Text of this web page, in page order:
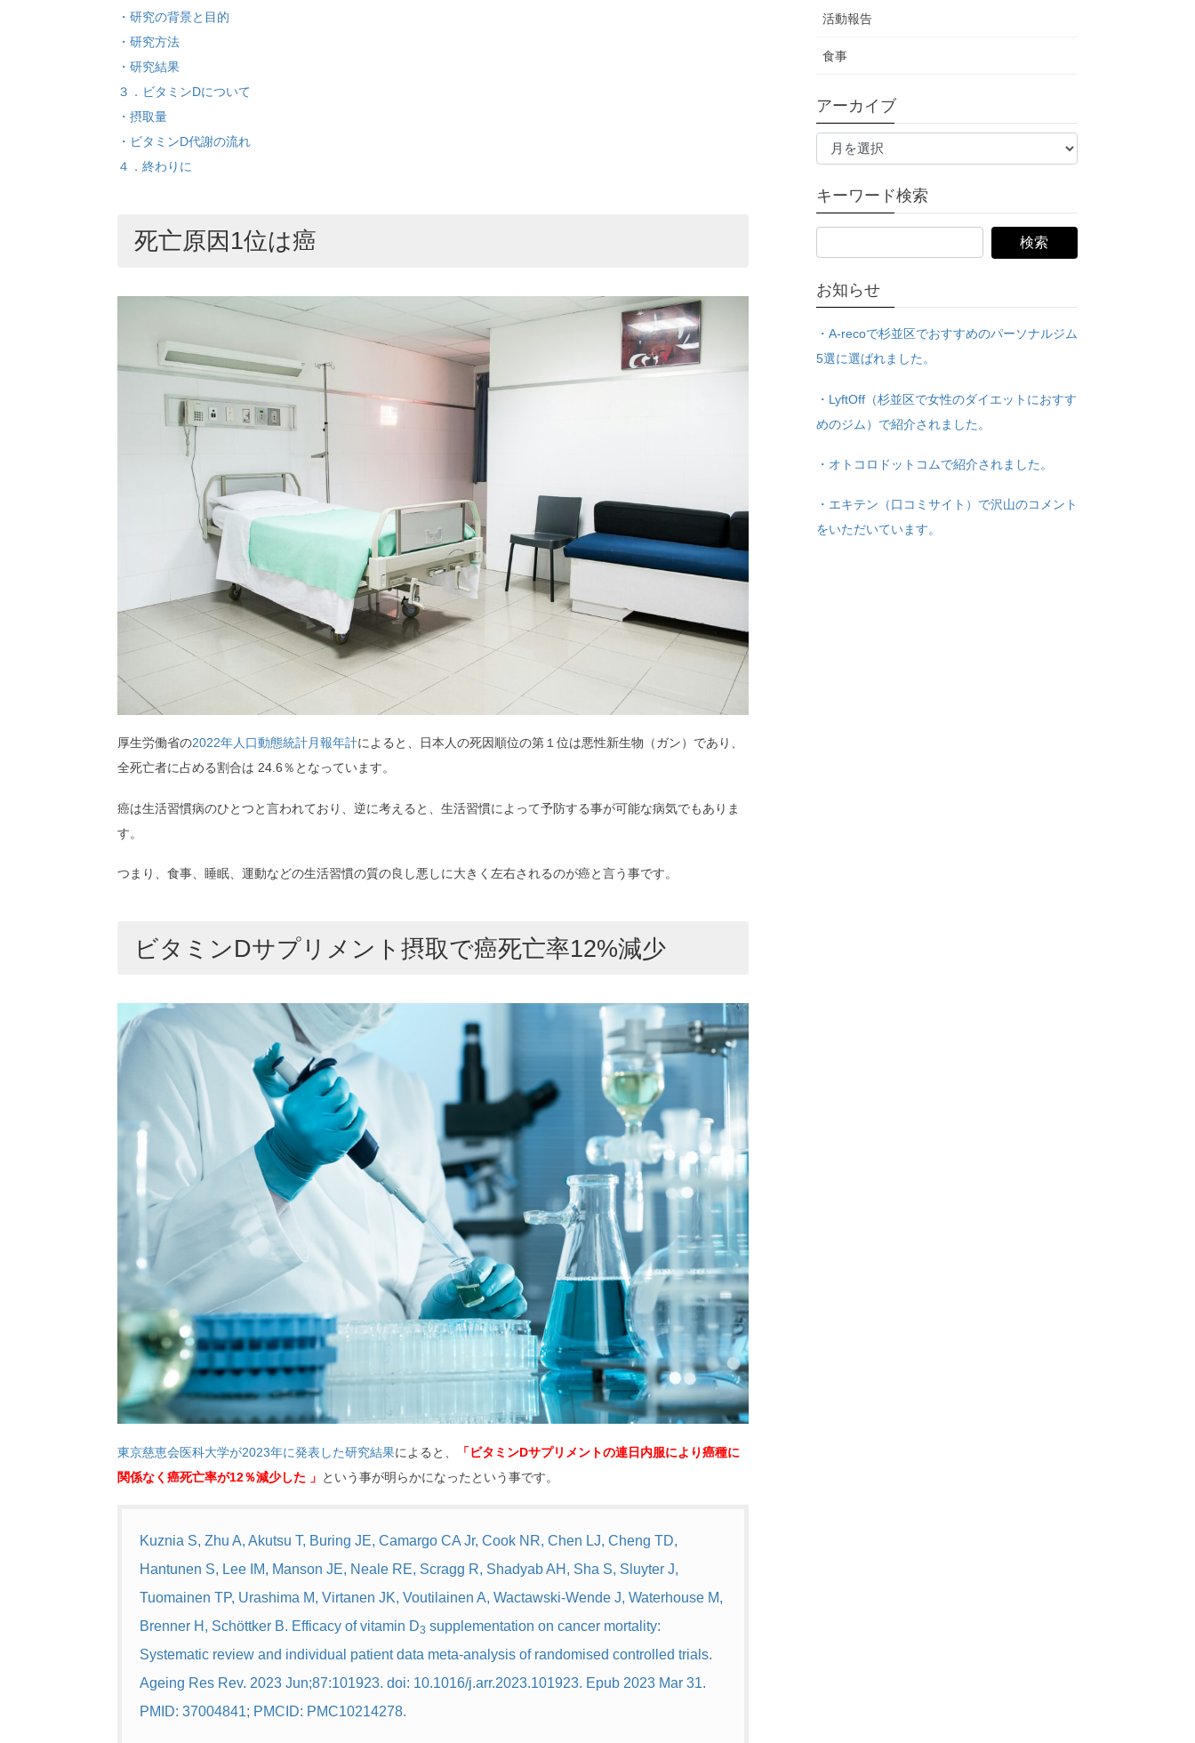
・研究の背景と目的
・研究方法
・研究結果
３．ビタミンDについて
・摂取量
・ビタミンD代謝の流れ
４．終わりに
死亡原因1位は癌
厚生労働省の2022年人口動態統計月報年計によると、日本人の死因順位の第１位は悪性新生物（ガン）であり、
全死亡者に占める割合は 24.6％となっています。
癌は生活習慣病のひとつと言われており、逆に考えると、生活習慣によって予防する事が可能な病気でもありま
す。
つまり、食事、睡眠、運動などの生活習慣の質の良し悪しに大きく左右されるのが癌と言う事です。
ビタミンDサプリメント摂取で癌死亡率12%減少
東京慈恵会医科大学が2023年に発表した研究結果によると、
「ビタミンDサプリメントの連日内服により癌種に
関係なく癌死亡率が12％減少した 」 という事が明らかになったという事です。
Kuznia S, Zhu A, Akutsu T, Buring JE, Camargo CA Jr, Cook NR, Chen LJ, Cheng TD,
Hantunen S, Lee IM, Manson JE, Neale RE, Scragg R, Shadyab AH, Sha S, Sluyter J,
Tuomainen TP, Urashima M, Virtanen JK, Voutilainen A, Wactawski-Wende J, Waterhouse M,
Brenner H, Schöttker B. Efficacy of vitamin D3 supplementation on cancer mortality:
Systematic review and individual patient data meta-analysis of randomised controlled trials.
Ageing Res Rev. 2023 Jun;87:101923. doi: 10.1016/j.arr.2023.101923. Epub 2023 Mar 31.
PMID: 37004841; PMCID: PMC10214278.
活動報告
食事
アーカイブ
ア
カ
イ
ブ
キーワード検索
お知らせ
・A-recoで杉並区でおすすめのパーソナルジム
5選に選ばれました。
・LyftOff（杉並区で女性のダイエットにおすす
めのジム）で紹介されました。
・オトコロドットコムで紹介されました。
・エキテン（口コミサイト）で沢山のコメント
をいただいています。